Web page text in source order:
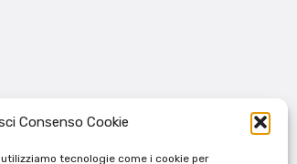
Consenso Cookie
tecnologie come i cookie per